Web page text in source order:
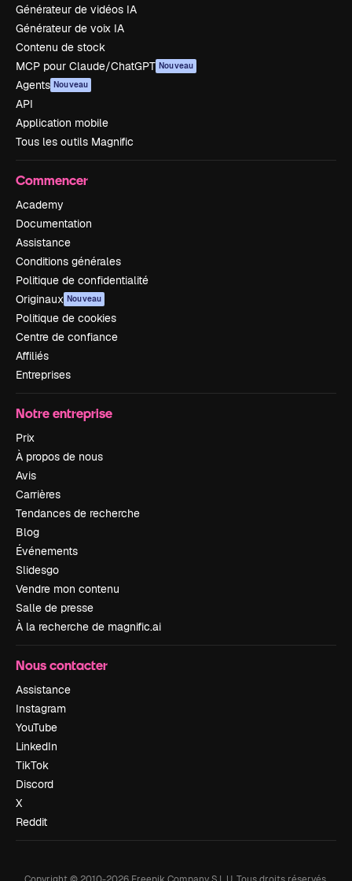
Générateur de vidéos IA
Générateur de voix IA
Contenu de stock
MCP pour Claude/ChatGPT Nouveau
Agents Nouveau
API
Application mobile
Tous les outils Magnific
Commencer
Academy
Documentation
Assistance
Conditions générales
Politique de confidentialité
Originaux Nouveau
Politique de cookies
Centre de confiance
Affiliés
Entreprises
Notre entreprise
Prix
À propos de nous
Avis
Carrières
Tendances de recherche
Blog
Événements
Slidesgo
Vendre mon contenu
Salle de presse
À la recherche de magnific.ai
Nous contacter
Assistance
Instagram
YouTube
LinkedIn
TikTok
Discord
X
Reddit